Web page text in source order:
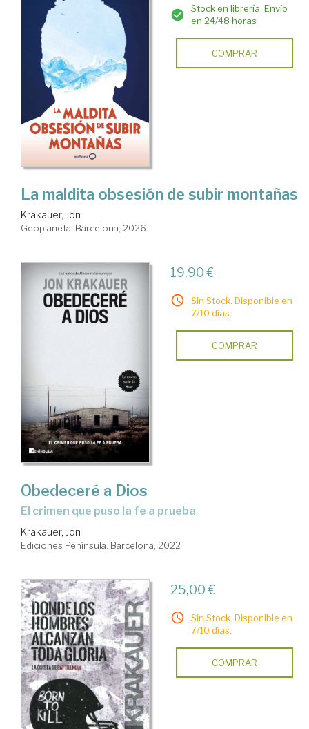
Stock en librería. Envío
en 24/48 horas
COMPRAR
La maldita obsesión de subir montañas
Krakauer, Jon
Geoplaneta. Barcelona, 2026
19,90 €
Sin Stock. Disponible en
7/10 días.
COMPRAR
Obedeceré a Dios
el crimen que puso la fe a prueba
Krakauer, Jon
Ediciones Península. Barcelona, 2022
25,00 €
Sin Stock. Disponible en
7/10 días.
COMPRAR